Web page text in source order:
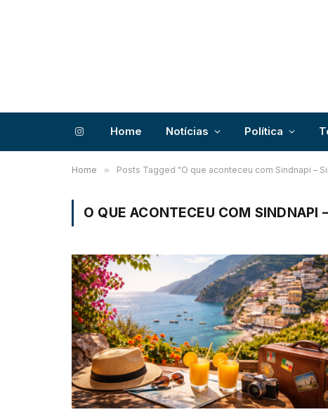
InstagramHome Notícias Política
Home » Posts Tagged "O que aconteceu com Sindnapi –
O QUE ACONTECEU COM SINDNAPI